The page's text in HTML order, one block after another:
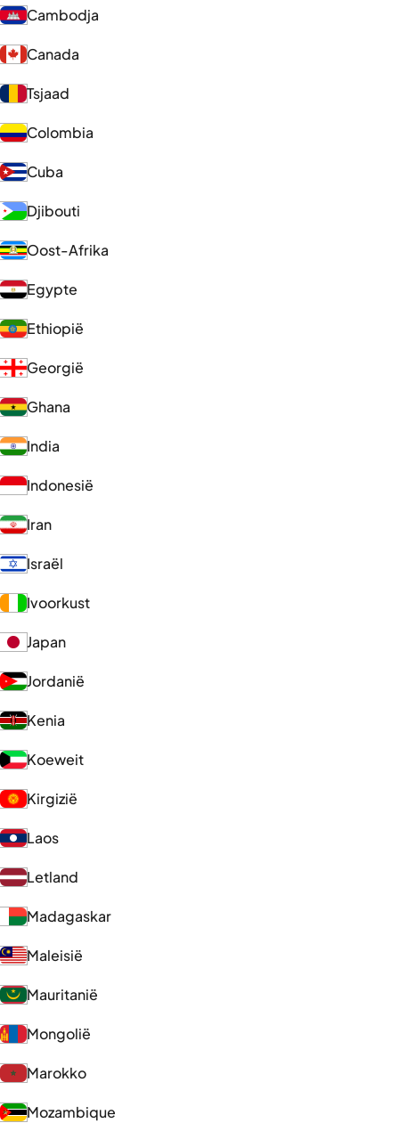
Cambodja
Canada
Tsjaad
Colombia
Cuba
Djibouti
Oost-Afrika
Egypte
Ethiopië
Georgië
Ghana
India
Indonesië
Iran
Israël
Ivoorkust
Japan
Jordanië
Kenia
Koeweit
Kirgizië
Laos
Letland
Madagaskar
Maleisië
Mauritanië
Mongolië
Marokko
Mozambique